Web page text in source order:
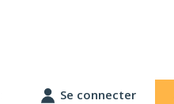
Se connecter